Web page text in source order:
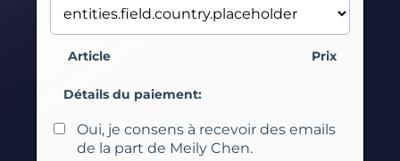
Article Prix
Détails du paiement:
Oui, je consens à recevoir des emails
de la part de Meily Chen.